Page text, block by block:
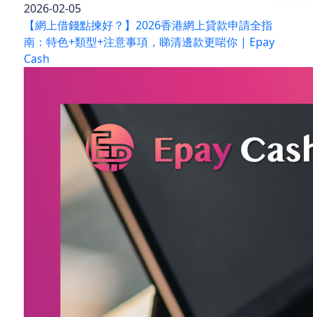
2026-02-05
【網上借錢點揀好？】2026香港網上貸款申請全指
南：特色+類型+注意事項，睇清邊款更啱你 | Epay
Cash